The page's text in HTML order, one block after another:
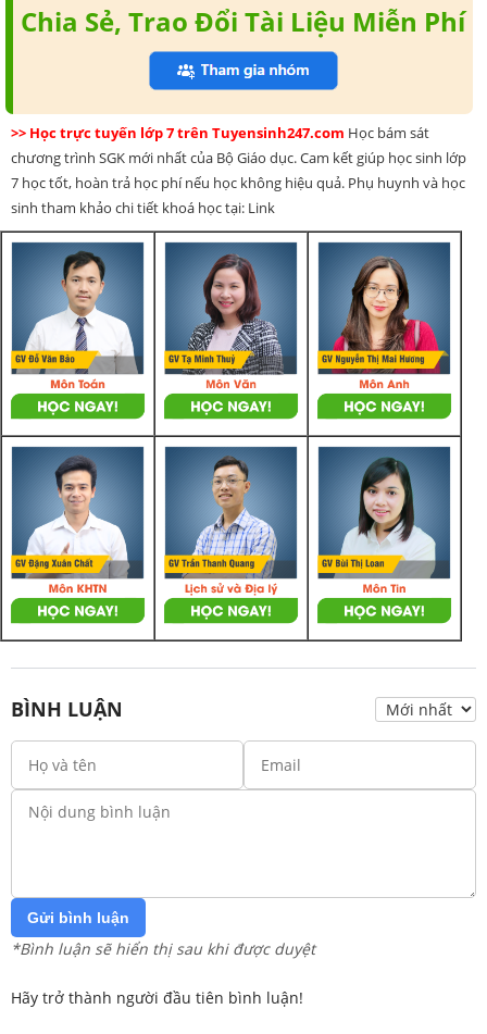
Chia Sẻ, Trao Đổi Tài Liệu Miễn Phí
>> Học trực tuyến lớp 7 trên Tuyensinh247.com Học bám sát
chương trình SGK mới nhất của Bộ Giáo dục. Cam kết giúp học sinh lớp
7 học tốt, hoàn trả học phí nếu học không hiệu quả. Phụ huynh và học
sinh tham khảo chi tiết khoá học tại: Link
BÌNH LUẬN
Gửi bình luận
*Bình luận sẽ hiển thị sau khi được duyệt
Hãy trở thành người đầu tiên bình luận!